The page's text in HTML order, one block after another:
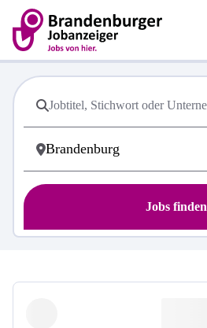
Jobs finden